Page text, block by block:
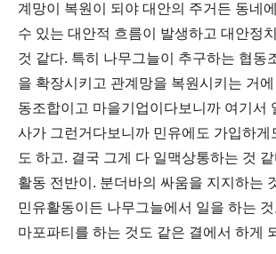
계망이 복원이 되야 대안의 주거든 동네
수 있는 대안적 흐름이 발생하고 대안정
것 같다. 특히 나무그늘이 추구하는 협동
을 확장시키고 관계망을 복원시키는 거
동조합이고 마을기업이다보니까 여기서
사가 그런거다보니까 민유에도 가입하게
도 하고. 결국 그게 다 일맥상통하는 것
활동 전반이. 분더바의 싸움을 지지하는
민유활동이든 나무그늘에서 일을 하는
마포파티를 하는 것도 같은 결에서 하게